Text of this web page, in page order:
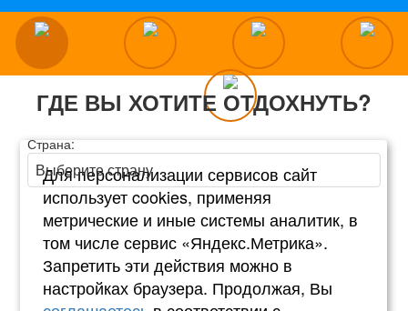
Для персонализации сервисов сайт
использует cookies, применяя
метрические и иные системы аналитик, в
том числе сервис «Яндекс.Метрика».
Запретить эти действия можно в
настройках браузера. Продолжая, Вы
ГДЕ ВЫ ХОТИТЕ ОТДОХНУТЬ?
Страна: